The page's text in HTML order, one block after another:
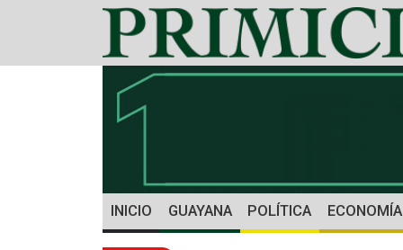
INICIO GUAYANA POLÍTICA ECONOMÍA